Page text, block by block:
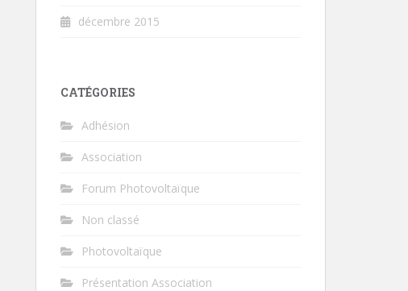
décembre 2015
CATÉGORIES
Adhésion
Association
Forum Photovoltaïque
Non classé
Photovoltaïque
Présentation Association